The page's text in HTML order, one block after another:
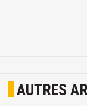
AUTRES